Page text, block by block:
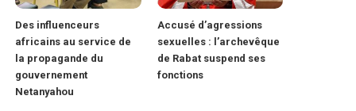
Des influenceurs
africains au service de
la propagande du
gouvernement
Netanyahou
Accusé d’agressions
sexuelles : l’archevêque
de Rabat suspend ses
fonctions